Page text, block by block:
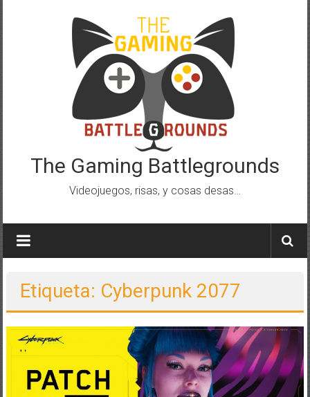
The Gaming Battlegrounds
Videojuegos, risas, y cosas desas…
Etiqueta: Cyberpunk 2077